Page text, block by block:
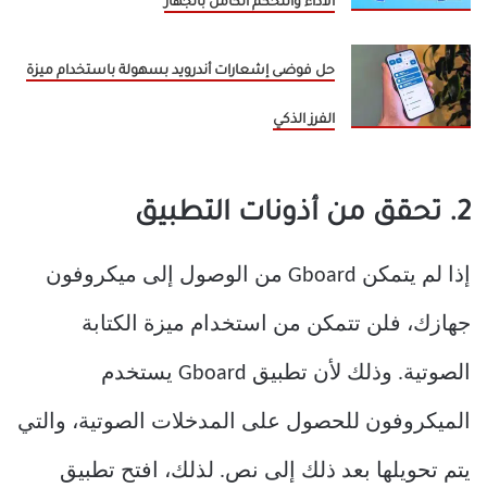
الأداء والتحكم الكامل بالجهاز
حل فوضى إشعارات أندرويد بسهولة باستخدام ميزة
الفرز الذكي
2. تحقق من أذونات التطبيق
إذا لم يتمكن Gboard من الوصول إلى ميكروفون
جهازك، فلن تتمكن من استخدام ميزة الكتابة
الصوتية. وذلك لأن تطبيق Gboard يستخدم
الميكروفون للحصول على المدخلات الصوتية، والتي
يتم تحويلها بعد ذلك إلى نص. لذلك، افتح تطبيق